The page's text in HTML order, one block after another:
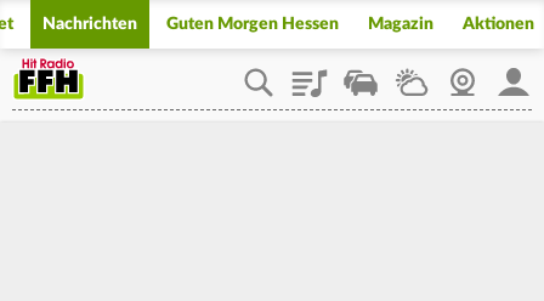
Nachrichten Guten Morgen Hessen Magazin Aktionen
PlaylistStaupilotWetterWebcam